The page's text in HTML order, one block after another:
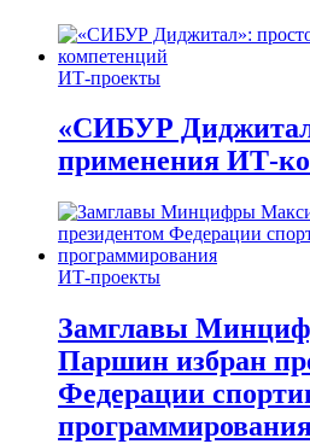
ИТ-проекты
«СИБУР
применения ИТ-
ИТ-проекты
Замглавы
Паршин избран
Федерации